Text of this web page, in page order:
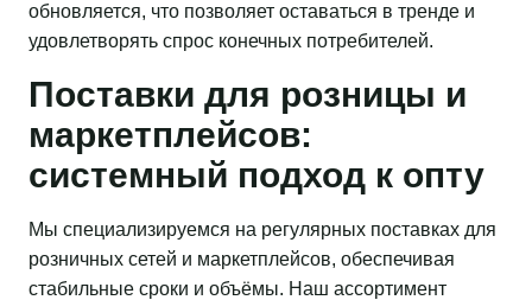
обновляется, что позволяет оставаться в тренде и
удовлетворять спрос конечных потребителей.
Поставки для розницы и
маркетплейсов:
системный подход к опту
Мы специализируемся на регулярных поставках для
розничных сетей и маркетплейсов, обеспечивая
стабильные сроки и объёмы. Наш ассортимент